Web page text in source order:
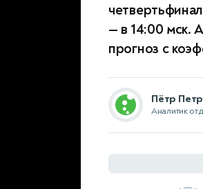
— в 14:00 мск.
прогноз с
Пётр
Аналитик